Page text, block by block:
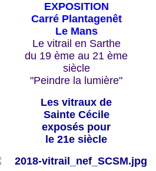
EXPOSITION
Carré Plantagenêt
Le Mans
Le vitrail en Sarthe
du 19 ème au 21 ème
siècle
"Peindre la lumière"
Les vitraux de
Sainte Cécile
exposés pour
le 21e siècle